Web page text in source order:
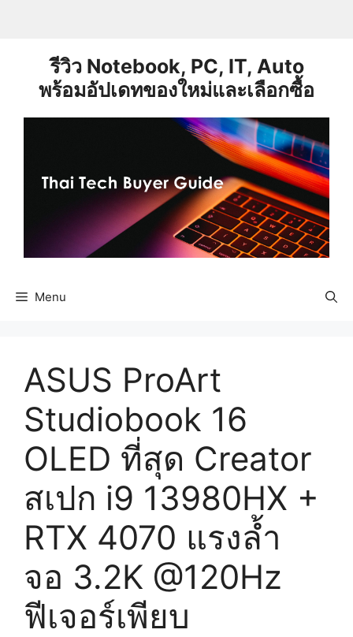
รีวิว Notebook, PC, IT, Auto
พร้อมอัปเดทของใหม่และเลือกซื้อ
Menu
ASUS ProArt
Studiobook 16
OLED ที่สุด Creator
สเปก i9 13980HX +
RTX 4070 แรงล้ำ
จอ 3.2K @120Hz
ฟีเจอร์เพียบ